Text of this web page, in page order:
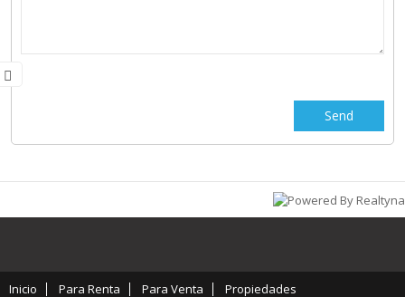
Inicio Para Renta Para Venta Propiedades